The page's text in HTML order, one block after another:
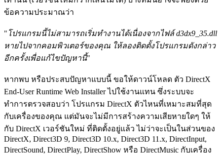
ข้อความประมาณว่า
" โปรแกรมนี้ไม่สามารถเริ่มทำงานได้เนื่องจากไฟล์ d3dx9_35.dll
หายไปจากคอมพิวเตอร์ของคุณ ให้ลองติดตั้งโปรแกรมดังกล่าว
อีกครั้งเพื่อแก้ไขปัญหานี้"
หากพบ หรือประสบปัญหาแบบนี้ ขอให้ดาวน์โหลด ตัว DirectX
End-User Runtime Web Installer ไปใช้งานแทน ซึ่งระบบจะ
ทำการตรวจสอบว่า โปรแกรม DirectX ตัวไหนที่เหมาะสมที่สุด
กับเครื่องของคุณ แต่มันจะไม่มีการสร้างความเสียหายใดๆ ให้
กับ DirectX เวอร์ชันใหม่ ที่ติดตั้งอยู่แล้ว ไม่ว่าจะเป็นในส่วนของ
DirectX, Direct3D 9, Direct3D 10.x, Direct3D 11.x, DirectInput,
DirectSound, DirectPlay, DirectShow หรือ DirectMusic กับเครื่อง